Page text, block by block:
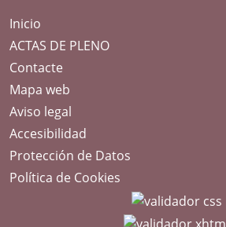
Inicio
ACTAS DE PLENO
Contacte
Mapa web
Aviso legal
Accesibilidad
Protección de Datos
Política de Cookies